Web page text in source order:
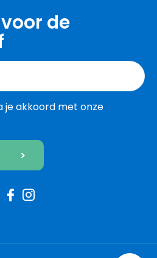
de
je akkoord met onze